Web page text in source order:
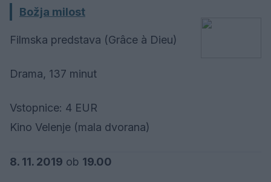
Božja milost
Filmska predstava (Grâce à Dieu)
Drama, 137 minut
Vstopnice: 4 EUR
Kino Velenje (mala dvorana)
8. 11. 2019 ob 19.00